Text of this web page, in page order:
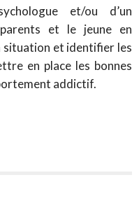
et/ou d’un
et le jeune en
situation et identifier les
en place les bonnes
addictif.